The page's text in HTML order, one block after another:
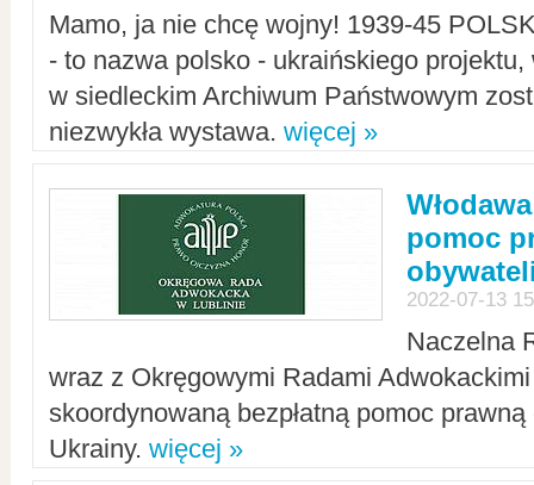
Mamo, ja nie chcę wojny! 1939-45
- to nazwa polsko - ukraińskiego
w siedleckim Archiwum Państwowym
niezwykła wystawa. więcej »
pomoc
2022-07-13
Naczelna
wraz z Okręgowymi Radami Adwokackimi
skoordynowaną bezpłatną pomoc
Ukrainy. więcej »